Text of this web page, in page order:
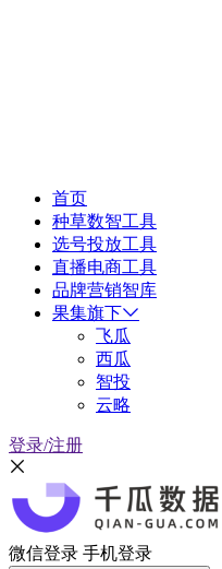
首页
种草数智工具
选号投放工具
直播电商工具
品牌营销智库
果集旗下
飞瓜
西瓜
智投
云略
登录/注册
微信登录 手机登录